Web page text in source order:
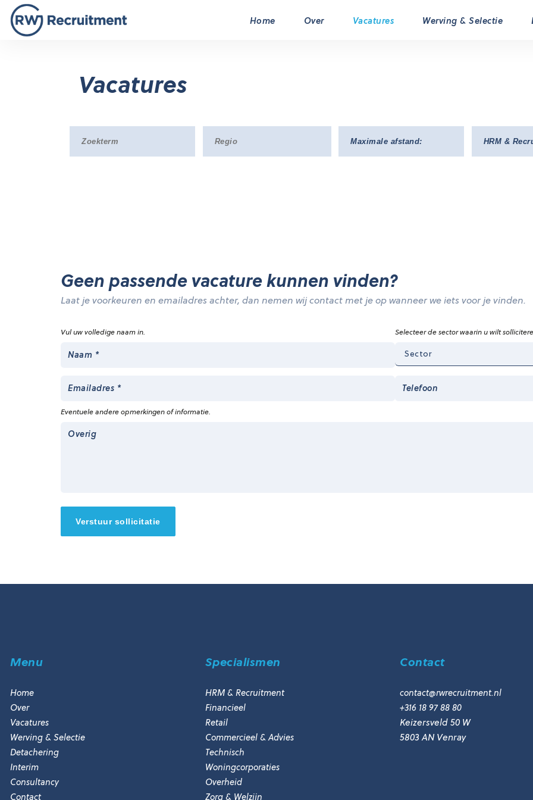
Home Over Vacatures Werving & Selectie
Vacatures
Geen passende vacature kunnen vinden?
Laat je voorkeuren en emailadres achter, dan nemen wij contact met je op wanneer we iets voor je vinden.
Vul uw volledige naam in. Selecteer de sector waarin u wilt
Eventuele andere opmerkingen of informatie.
Verstuur sollicitatie
Menu
Home
Over
Vacatures
Werving & Selectie
Detachering
Interim
Consultancy
Contact
Specialismen
HRM & Recruitment
Financieel
Retail
Commercieel & Advies
Technisch
Woningcorporaties
Overheid
Zorg & Welzijn
Contact
contact@rwrecruitment.nl
+316 18 97 88 80
Keizersveld 50 W
5803 AN Venray